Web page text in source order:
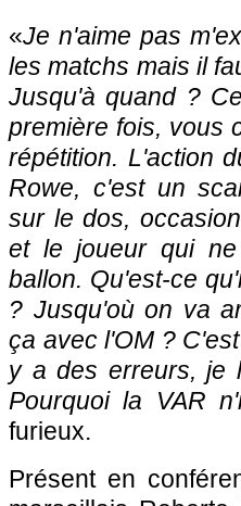
«Je n'aime pas
les matchs mais il
Jusqu'à quand ?
première fois, vous
répétition. L'action
Rowe, c'est un
sur le dos,
et le joueur qui
ballon. Qu'est-ce
? Jusqu'où on va
ça avec l'OM ?
y a des erreurs, je
Pourquoi la VAR
furieux.
Présent en